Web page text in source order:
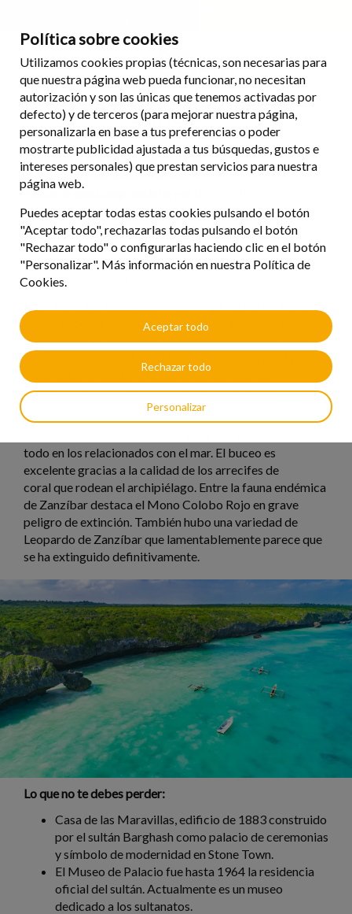
Zanzíbar
Lo primero que debemos saber de Zanzíbar es que no es
un país independiente, si no una región semi-autónoma de
Tanzania que comprende un par de islas alejadas a la
costa este de África llamadas Zanzíbar y Pemba. Éstas,
con la isla de Mafia suelen ser llamadas las “Islas de las
Especias”. A pocos kilómetros de Tanzania, es ideal para
hacer una extensión a las playas y tomarse unos días de
relax en alguno de los Eco-Resorts.
disfrutar de las playas, bucear o conocer culturas
diferentes. La capital Zanzibar Town, cuenta con un
tesoro como es la “ciudad de piedra” (Stone town) y sus
casas estilo árabes perfectamente blancas fue
declarado patrimonio de la humanidad por la UNESCO
todo en los relacionados con el mar. El buceo es
excelente gracias a la calidad de los arrecifes de
coral que rodean el archipiélago. Entre la fauna endémica
de Zanzíbar destaca el Mono Colobo Rojo en grave
peligro de extinción. También hubo una variedad de
Leopardo de Zanzíbar que lamentablemente parece que
se ha extinguido definitivamente.
Lo que no te debes perder:
Casa de las Maravillas, edificio de 1883 construido
por el sultán Barghash como palacio de ceremonias
y símbolo de modernidad en Stone Town.
El Museo de Palacio fue hasta 1964 la residencia
oficial del sultán. Actualmente es un museo
dedicado a los sultanatos.
Política sobre cookies
Utilizamos cookies propias (técnicas, son necesarias para
que nuestra página web pueda funcionar, no necesitan
autorización y son las únicas que tenemos activadas por
defecto) y de terceros (para mejorar nuestra página,
personalizarla en base a tus preferencias o poder
mostrarte publicidad ajustada a tus búsquedas, gustos e
intereses personales) que prestan servicios para nuestra
página web.
Puedes aceptar todas estas cookies pulsando el botón
"Aceptar todo", rechazarlas todas pulsando el botón
"Rechazar todo" o configurarlas haciendo clic en el botón
"Personalizar". Más información en nuestra Política de
Cookies.
Personalizar
Rechazar todo
Aceptar todo